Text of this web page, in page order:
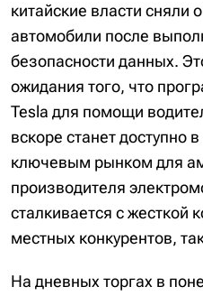
китайские власти сняли
автомобили после
безопасности данных.
ожидания того, что
Tesla для помощи
вскоре станет доступно
ключевым рынком для
производителя
сталкивается с жесткой
местных конкурентов,
На дневных торгах в